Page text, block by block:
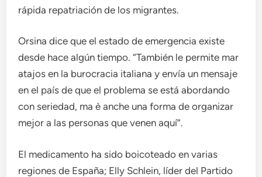
rápida repatriación de los migrantes.
Orsina dice que el estado de emergencia existe
desde hace algún tiempo. “También le permite mar
atajos en la burocracia italiana y envía un mensaje
en el país de que el problema se está abordando
con seriedad, ma è anche una forma de organizar
mejor a las personas que venen aquí”.
El medicamento ha sido boicoteado en varias
regiones de España; Elly Schlein, líder del Partido